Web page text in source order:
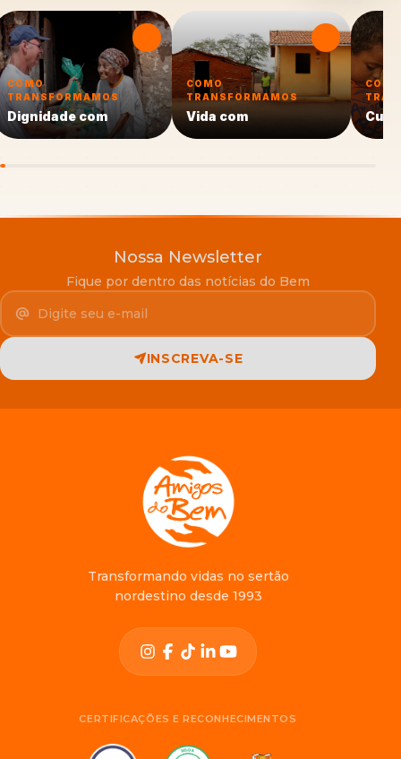
COMO
TRANSFORMAMOS
Dignidade com
COMO
TRANSFORMAMOS
Vida com
COMO
Nossa Newsletter
Fique por dentro das notícias do Bem
Seu e-mail
INSCREVA-SE
Transformando vidas no sertão
nordestino desde 1993
CERTIFICAÇÕES E RECONHECIMENTOS